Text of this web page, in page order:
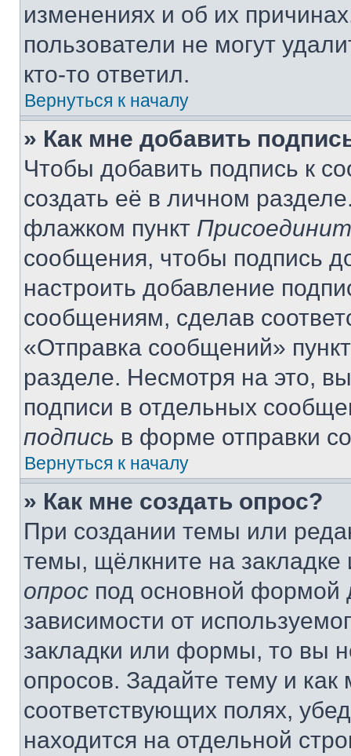
изменениях и об их
пользователи не могут
кто-то ответил.
Вернуться к началу
» Как мне добавить
Чтобы добавить подпись к
создать её в личном
флажком пункт
сообщения, чтобы подпись
настроить добавление
сообщениям, сделав
«Отправка сообщений»
разделе. Несмотря на это,
подписи в отдельных
подпись в форме отправки
Вернуться к началу
» Как мне создать опрос?
При создании темы или
темы, щёлкните на
опрос под основной формой
зависимости от
закладки или формы, то вы
опросов. Задайте тему и
соответствующих полях,
находится на отдельной